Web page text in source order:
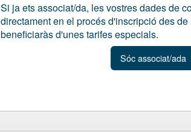
Si ja ets associat/da, les vostres dades de
directament en el procés d'inscripció des
beneficiaràs d'unes tarifes especials.
Sóc associat/ada